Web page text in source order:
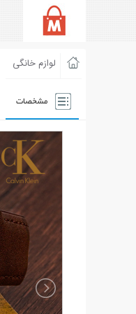
لوازم خانگی
مشخصات